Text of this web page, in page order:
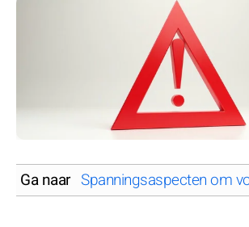
Ga naar Spanningsaspecten om